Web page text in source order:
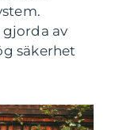
av
säkerhet